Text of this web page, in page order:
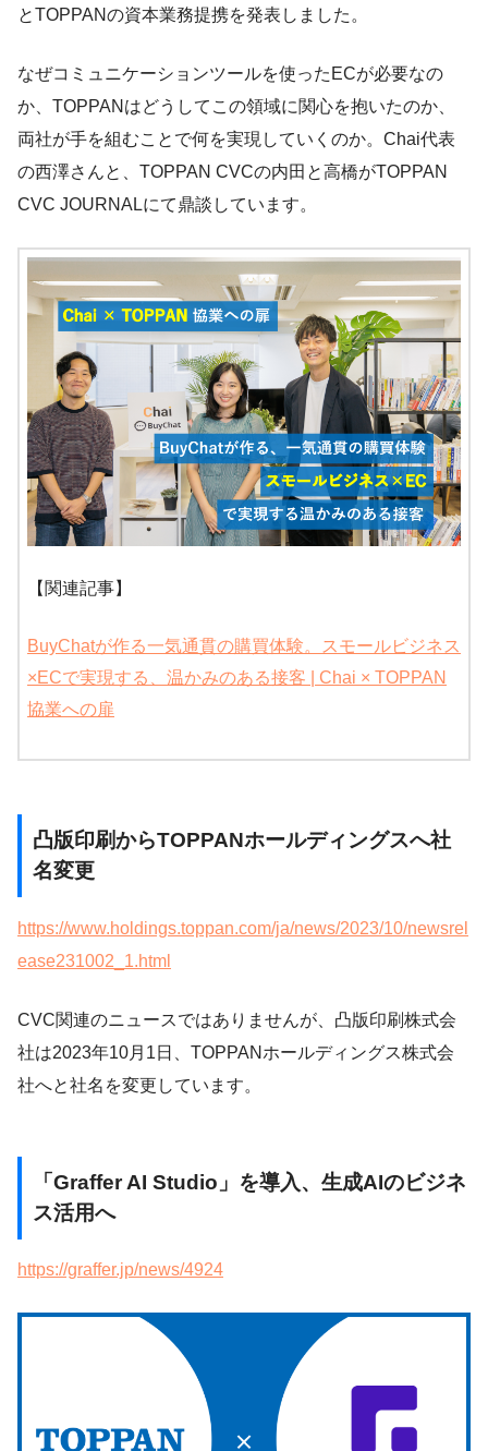
とTOPPANの資本業務提携を発表しました。
なぜコミュニケーションツールを使ったECが必要なの
か、TOPPANはどうしてこの領域に関心を抱いたのか、
両社が手を組むことで何を実現していくのか。Chai代表
の西澤さんと、TOPPAN CVCの内田と高橋がTOPPAN
CVC JOURNALにて鼎談しています。
【関連記事】
BuyChatが作る一気通貫の購買体験。スモールビジネス
×ECで実現する、温かみのある接客 | Chai × TOPPAN
協業への扉
凸版印刷からTOPPANホールディングスへ社
名変更
https://www.holdings.toppan.com/ja/news/2023/10/newsrel
ease231002_1.html
CVC関連のニュースではありませんが、凸版印刷株式会
社は2023年10月1日、TOPPANホールディングス株式会
社へと社名を変更しています。
「Graffer AI Studio 」を導入、生成AIのビジネ
ス活用へ
https://graffer.jp/news/4924